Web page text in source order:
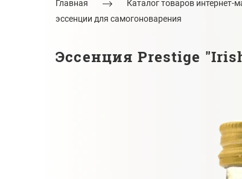
Главная Каталог товаров интернет-
эссенции для самогоноварения
Эссенция Prestige